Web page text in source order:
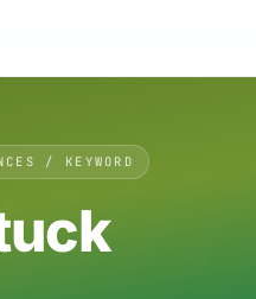
/ KEYWORD